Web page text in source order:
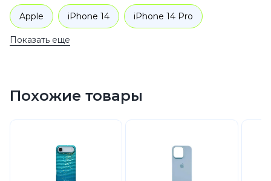
Apple iPhone 14 iPhone 14 Pro
Аксессуары
Показать еще
Похожие товары